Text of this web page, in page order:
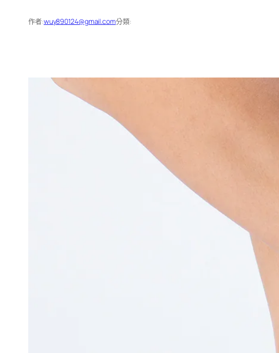
作者:wuy890124@gmail.com分類: